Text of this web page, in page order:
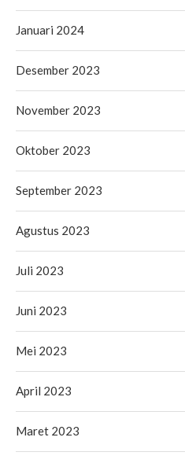
Januari 2024
Desember 2023
November 2023
Oktober 2023
September 2023
Agustus 2023
Juli 2023
Juni 2023
Mei 2023
April 2023
Maret 2023